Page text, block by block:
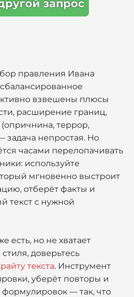
запрос
правления Ивана
взвешены плюсы
расширение границ,
террор,
задача непростая. Но
часами перелопачивать
используйте
мгновенно выстроит
отберёт факты и
текст с нужной
есть, но не хватает
доверьтесь
текста. Инструмент
уберёт повторы и
— так, что